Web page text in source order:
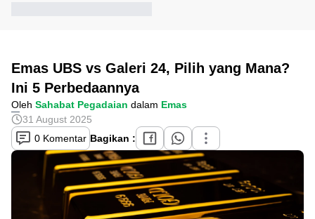
Emas UBS vs Galeri 24, Pilih yang Mana?
Ini 5 Perbedaannya
Oleh Sahabat Pegadaian dalam Emas
31 August 2025
0 Komentar Bagikan :